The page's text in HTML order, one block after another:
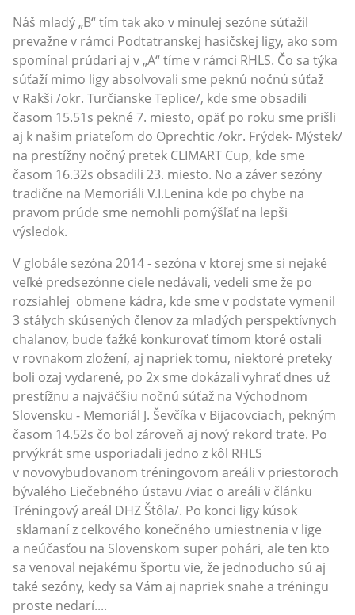
Náš mladý „B“ tím tak ako v minulej sezóne súťažil
prevažne v rámci Podtatranskej hasičskej ligy, ako som
spomínal prúdari aj v „A“ tíme v rámci RHLS. Čo sa týka
súťaží mimo ligy absolvovali sme peknú nočnú súťaž
v Rakši /okr. Turčianske Teplice/, kde sme obsadili
časom 15.51s pekné 7. miesto, opäť po roku sme prišli
aj k našim priateľom do Oprechtic /okr. Frýdek- Mýstek/
na prestížny nočný pretek CLIMART Cup, kde sme
časom 16.32s obsadili 23. miesto. No a záver sezóny
tradične na Memoriáli V.I.Lenina kde po chybe na
pravom prúde sme nemohli pomýšľať na lepši
výsledok.
V globále sezóna 2014 - sezóna v ktorej sme si nejaké
veľké predsezónne ciele nedávali, vedeli sme že po
rozsiahlej obmene kádra, kde sme v podstate vymenil
3 stálych skúsených členov za mladých perspektívnych
chalanov, bude ťažké konkurovať tímom ktoré ostali
v rovnakom zložení, aj napriek tomu, niektoré preteky
boli ozaj vydarené, po 2x sme dokázali vyhrať dnes už
prestížnu a najväčšiu nočnú súťaž na Východnom
Slovensku - Memoriál J. Ševčíka v Bijacovciach, pekným
časom 14.52s čo bol zároveň aj nový rekord trate. Po
prvýkrát sme usporiadali jedno z kôl RHLS
v novovybudovanom tréningovom areáli v priestoroch
bývalého Liečebného ústavu /viac o areáli v článku
Tréningový areál DHZ Štôla/. Po konci ligy kúsok
sklamaní z celkového konečného umiestnenia v lige
a neúčasťou na Slovenskom super pohári, ale ten kto
sa venoval nejakému športu vie, že jednoducho sú aj
také sezóny, kedy sa Vám aj napriek snahe a tréningu
proste nedarí....